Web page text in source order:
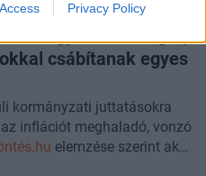
Privacy Policy
csábítanak egyes
kormányzati juttatásokra
inflációt meghaladó, vonzó
elemzése szerint akár